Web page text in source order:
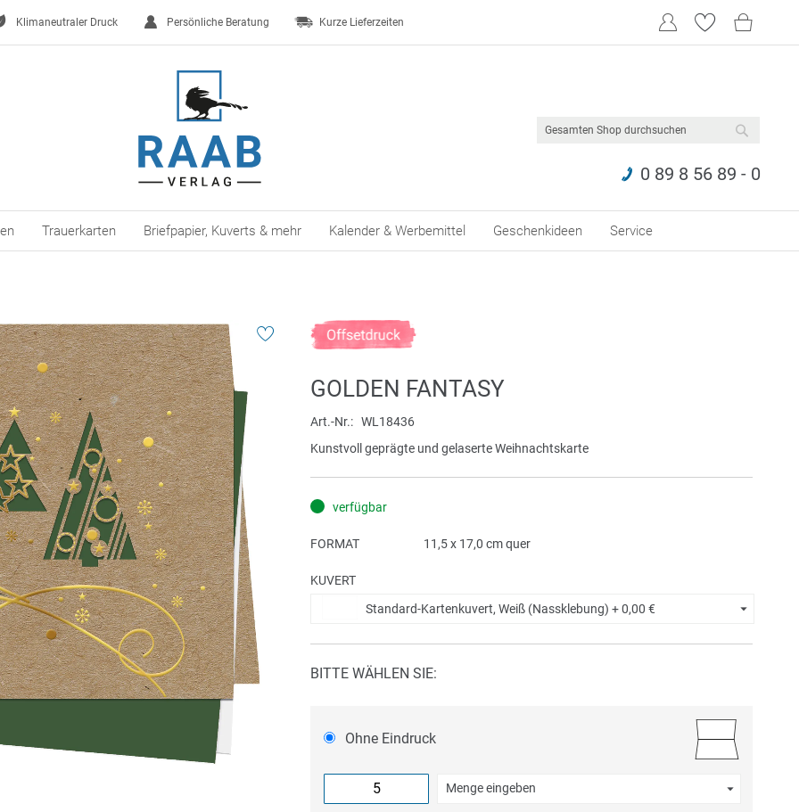
Klimaneutraler Druck Persönliche Beratung Kurze Lieferzeiten
0 89 8 56 89 - 0
Trauerkarten Briefpapier, Kuverts & mehr Kalender & Werbemittel Geschenkideen Service
GOLDEN FANTASY
Art.-Nr.
WL18436
Kunstvoll geprägte und gelaserte Weihnachtskarte
verfügbar
FORMAT 11,5 x 17,0 cm quer
KUVERT
Standard-Kartenkuvert, Weiß (Nassklebung) +0,00 €
BITTE WÄHLEN SIE:
Ohne Eindruck
Menge eingeben